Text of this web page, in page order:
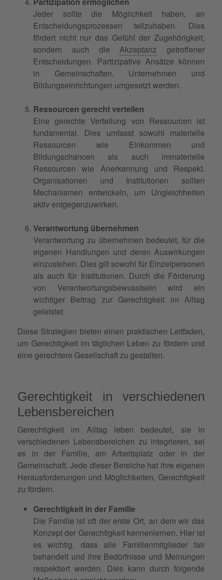
Jeder sollte die Möglichkeit haben, an
Entscheidungsprozessen teilzuhaben. Dies
fördert nicht nur das Gefühl der Zugehörigkeit,
sondern auch dieAkzeptanz getroffener
Entscheidungen. Partizipative Ansätze können
in Gemeinschaften, Unternehmen und
Bildungseinrichtungen umgesetzt werden.
Ressourcen gerecht verteilen
Eine gerechte Verteilung von Ressourcen ist
fundamental. Dies umfasst sowohl materielle
Ressourcen wie Einkommen und
Bildungschancen als auch immaterielle
Ressourcen wie Anerkennung und Respekt.
Organisationen und Institutionen sollten
Mechanismen entwickeln, um Ungleichheiten
aktiv entgegenzuwirken.
Verantwortung übernehmen
Verantwortung zu übernehmen bedeutet, für die
eigenen Handlungen und deren Auswirkungen
einzustehen. Dies gilt sowohl für Einzelpersonen
als auch für Institutionen. Durch die Förderung
von Verantwortungsbewusstsein wird ein
wichtiger Beitrag zur Gerechtigkeit im Alltag
geleistet.
Diese Strategien bieten einen praktischen Leitfaden,
um Gerechtigkeit im täglichen Leben zu fördern und
eine gerechtere Gesellschaft zu gestalten.
Gerechtigkeit in verschiedenen
Lebensbereichen
Gerechtigkeit im Alltag leben bedeutet, sie in
verschiedenen Lebensbereichen zu integrieren, sei
es in der Familie, am Arbeitsplatz oder in der
Gemeinschaft. Jede dieser Bereiche hat ihre eigenen
Herausforderungen und Möglichkeiten, Gerechtigkeit
zu fördern.
Gerechtigkeit in der Familie
Die Familie ist oft der erste Ort, an dem wir das
Konzept der Gerechtigkeit kennenlernen. Hier ist
es wichtig, dass alle Familienmitglieder fair
behandelt und ihre Bedürfnisse und Meinungen
respektiert werden. Dies kann durch folgende